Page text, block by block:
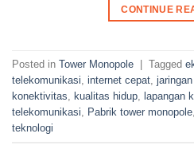
CONTINUE
Posted in Tower Monopole | Tagged
telekomunikasi internet cepat
konektivitas kualitas hidup lapangan
telekomunikasi
Pabrik tower monopole
teknologi